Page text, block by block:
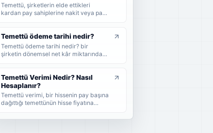
Temettü, şirketlerin elde ettikleri
kardan pay sahiplerine nakit veya pay
nasıl dağıtıldığını, brüt-net temettü
farkını, temettü tarihlerini ve
yatırımcıların dikkat etmesi gerekenleri
sade şekilde bulabilirsiniz.
Temettü ödeme tarihi nedir?
Temettü ödeme tarihi nedir? bir
şirketin dönemsel net kâr miktarından
Temettü Verimi Nedir? Nasıl
Hesaplanır?
Temettü verimi, bir hissenin pay başına
dağıttığı temettünün hisse fiyatına
göstergedir. Bu rehberde temettü